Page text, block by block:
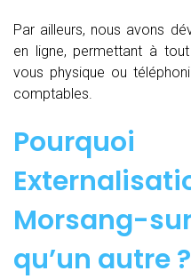
Par ailleurs, nous avons
en ligne, permettant à
vous physique ou
comptables.
Morsang-
qu’un autre ?